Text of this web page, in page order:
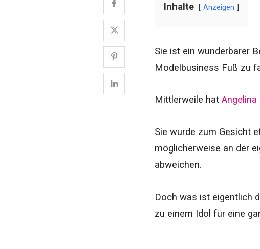
Inhalte Anzeigen
Sie ist ein wunderbarer
Modelbusiness Fuß zu
Mittlerweile hat Angelina
Sie wurde zum Gesicht
möglicherweise an der
abweichen.
Doch was ist eigentlich
zu einem Idol für eine